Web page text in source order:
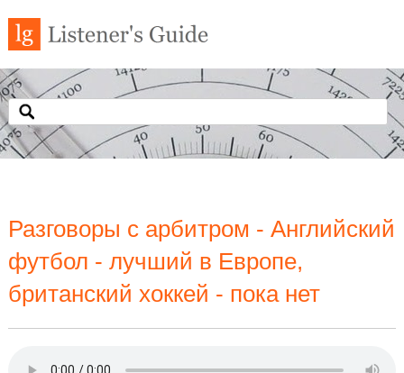
Разговоры с арбитром - Английский
футбол - лучший в Европе,
британский хоккей - пока нет